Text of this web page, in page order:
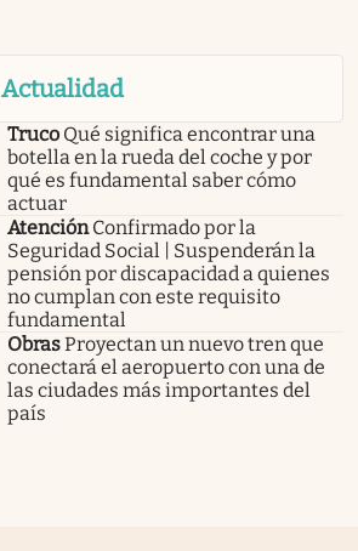
Actualidad
Truco Qué significa encontrar una
botella en la rueda del coche y por
qué es fundamental saber cómo
actuar
Atención Confirmado por la
Seguridad Social | Suspenderán la
pensión por discapacidad a quienes
no cumplan con este requisito
fundamental
ObrasProyectan un nuevo tren que
conectará el aeropuerto con una de
las ciudades más importantes del
país